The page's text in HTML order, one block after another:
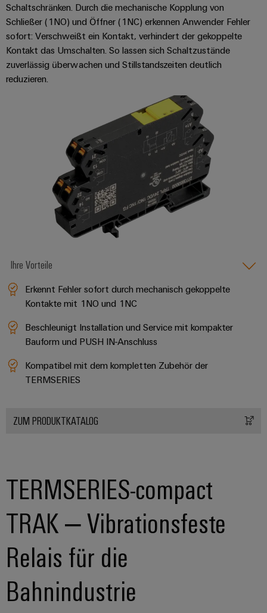
Schaltschränken. Durch die mechanische Kopplung von
Schließer (1NO) und Öffner (1NC) erkennen Anwender Fehler
sofort: Verschweißt ein Kontakt, verhindert der gekoppelte
Kontakt das Umschalten. So lassen sich Schaltzustände
zuverlässig überwachen und Stillstandszeiten deutlich
reduzieren.
Ihre Vorteile
Erkennt Fehler sofort durch mechanisch gekoppelte
Kontakte mit 1NO und 1NC
Beschleunigt Installation und Service mit kompakter
Bauform und PUSH IN-Anschluss
Kompatibel mit dem kompletten Zubehör der
TERMSERIES
ZUM PRODUKTKATALOG
TERMSERIES-compact
TRAK – Vibrationsfeste
Relais für die
Bahnindustrie